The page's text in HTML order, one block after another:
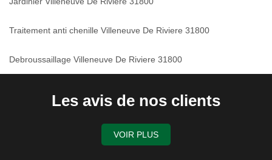
Traitement anti chenille Villeneuve De Riviere 31800
Debroussaillage Villeneuve De Riviere 31800
Les avis de nos clients
VOIR PLUS